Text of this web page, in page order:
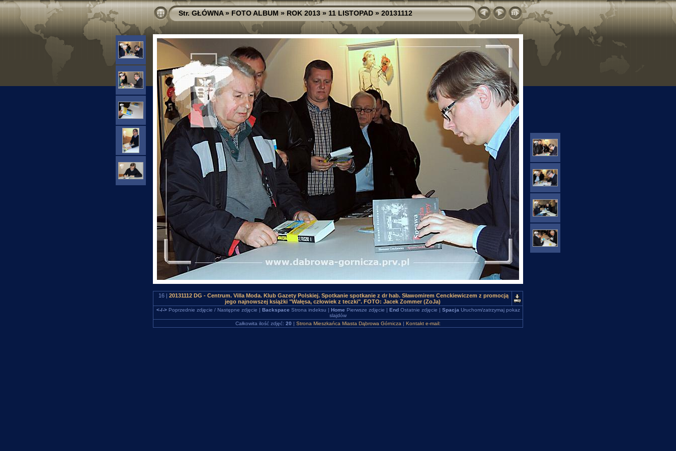
Str. GŁÓWNA»FOTO ALBUM»ROK 2013»11 LISTOPAD»20131112
16 | 20131112 DG - Centrum. Villa Moda. Klub Gazety Polskiej. Spotkanie spotkanie z dr hab. Sławomirem Cenckiewiczem z promocją
jego najnowszej książki "Wałęsa, człowiek z teczki". FOTO: Jacek Zommer (ZoJa)
<-/->Poprzednie zdjęcie / Następne zdjęcie | Backspace Strona indeksu | Home Pierwsze zdjęcie | EndOstatnie zdjęcie | Spacja Uruchom/zatrzymaj pokaz
slajdów
Całkowita ilość zdjęć: 20 | Strona Mieszkańca Miasta Dąbrowa Górnicza | Kontakt e-mail: